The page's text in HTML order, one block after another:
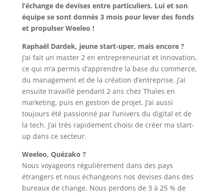
l’échange de devises entre particuliers. Lui et son
équipe se sont donnés 3 mois pour lever des fonds
et propulser Weeleo !
Raphaël Dardek, jeune start-uper, mais encore ?
J’ai fait un master 2 en entrepreneuriat et innovation,
ce qui m’a permis d’apprendre la base du commerce,
du management et de la création d’entreprise. J’ai
ensuite travaillé pendant 2 ans chez Thales en
marketing, puis en gestion de projet. J’ai aussi
toujours été passionné par l’univers du digital et de
la tech. J’ai très rapidement choisi de créer ma start-
up dans ce secteur.
Weeleo, Quézako ?
Nous voyageons régulièrement dans des pays
étrangers et nous échangeons nos devises dans des
bureaux de change. Nous perdons de 3 à 25 % de